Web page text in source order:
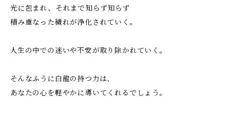
光に包まれ、それまで知らず知らず
積み重なった穢れが浄化されていく。
人生の中での迷いや不安が取り除かれていく。
そんなふうに白龍の持つ力は、
あなたの心を軽やかに導いてくれるでしょう。